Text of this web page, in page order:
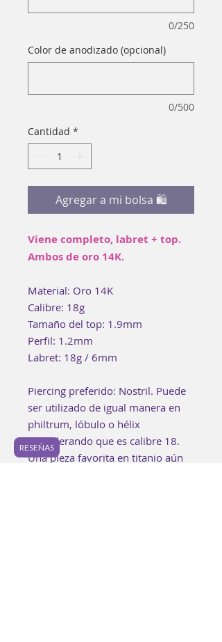
0/250
Color de anodizado (opcional)
0/500
Cantidad *
Agregar a mi bolsa 🛍
Viene completo, labret + top.
Ambos de oro 14K.
Material: Oro 14K
Calibre: 18g
Tamaño del top: 1.9mm
Perfil: 1.2mm
Labret: 18g / 6mm
Piercing preferido: Nostril. Puede
ser utilizado de igual manera en
philtrum, lóbulo o hélix
considerando que es calibre 18.
Una pieza favorita en titanio aún
RESEÑAS